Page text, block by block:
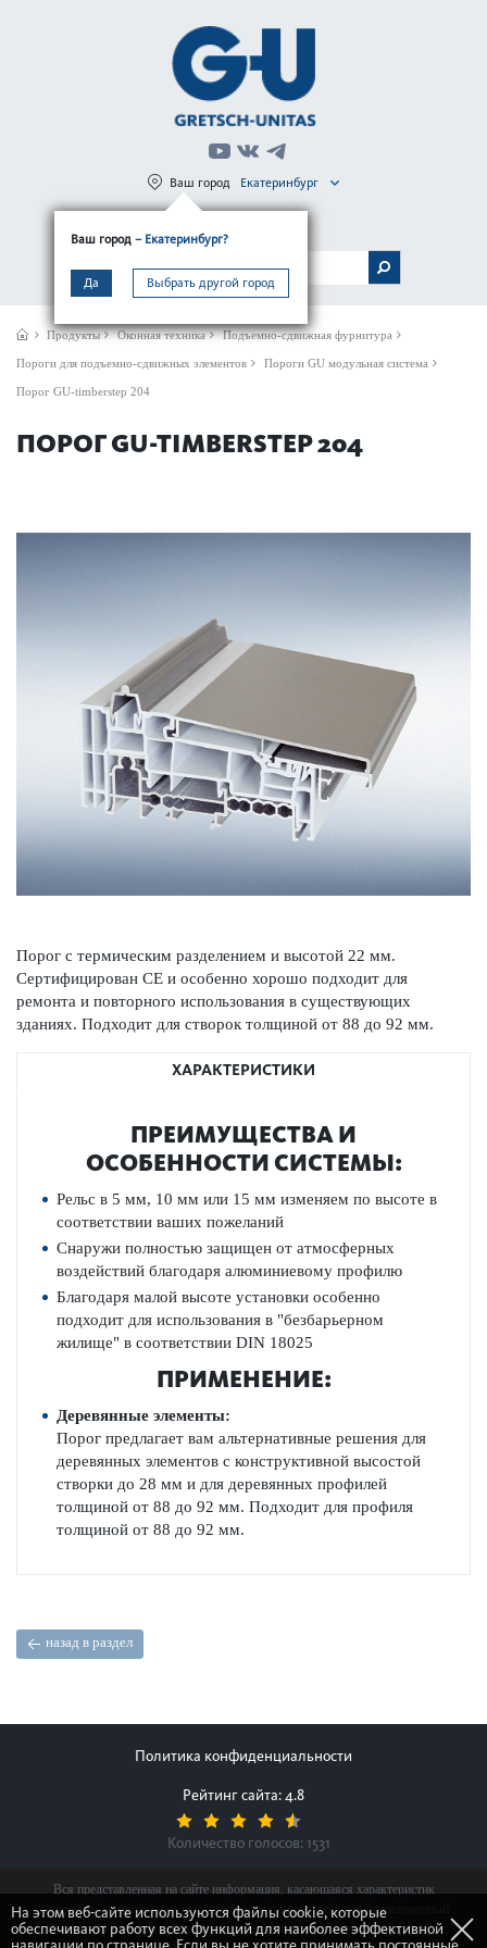
Ваш город – Екатеринбург?
Да Выбрать другой город
Ваш город Екатеринбург
МЕНЮ
Продукты Оконная техника Подъемно-сдвижная фурнитура
Пороги для подъемно-сдвижных элементов Пороги GU модульная система
Порог GU-timber­step 204
ПОРОГ GU-TIMBER­STEP 204
Порог с термическим разделением и высотой 22 мм.
Сертифицирован СЕ и особенно хорошо подходит для
ремонта и повторного использования в существующих
зданиях. Подходит для створок толщиной от 88 до 92 мм.
ХАРАКТЕРИСТИКИ
ПРЕИМУЩЕСТВА И
ОСОБЕННОСТИ СИСТЕМЫ:
Рельс в­ 5 мм, 10 мм или 15 мм изменяем по высоте в
соответствии ваших пожеланий
Снаружи полностью защищен от атмосферных
воздействий благодаря алюминиевому профилю
Благодаря малой высоте установки особенно
подходит для использования в "безбарьерном
жилище" в соответствии DIN 18025
ПРИМЕНЕНИЕ:
Деревянные элементы:
Порог предлагает вам альтернативные решения для
деревянных элементов с конструктивной высостой
створки до 28 мм и для деревянных профилей
толщиной от 88 до 92 мм. Подходит для профиля
толщиной от 88 до 92 мм.
назад в раздел
Политика конфиденциальности
Рейтинг сайта: 4.8
Количество голосов: 1531
Вся представленная на сайте информация, касающаяся характеристик
продуктов, наличия на складе, стоимости товаров, носит информационный
характер и ни при каких условиях не является публичной офертой,
На этом веб-сайте используются файлы cookie, которые
обеспечивают работу всех функций для наиболее эффективной